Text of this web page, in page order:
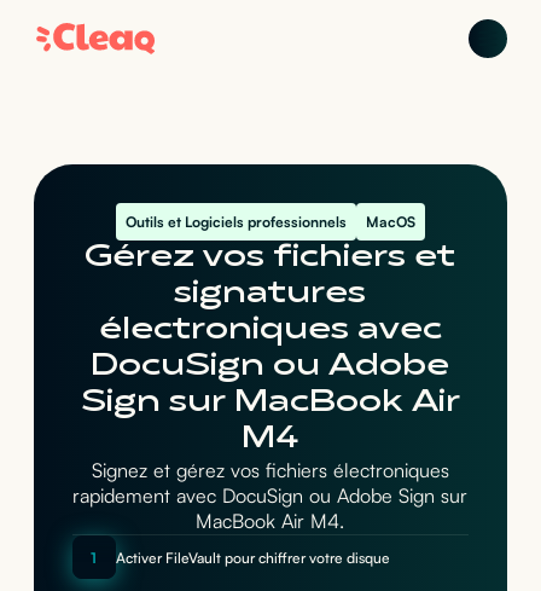
Outils et Logiciels professionnels MacOS
Gérez vos fichiers et
signatures
électroniques avec
DocuSign ou Adobe
Sign sur MacBook Air
M4
Signez et gérez vos fichiers électroniques
rapidement avec DocuSign ou Adobe Sign sur
MacBook Air M4.
1 Activer FileVault pour chiffrer votre disque